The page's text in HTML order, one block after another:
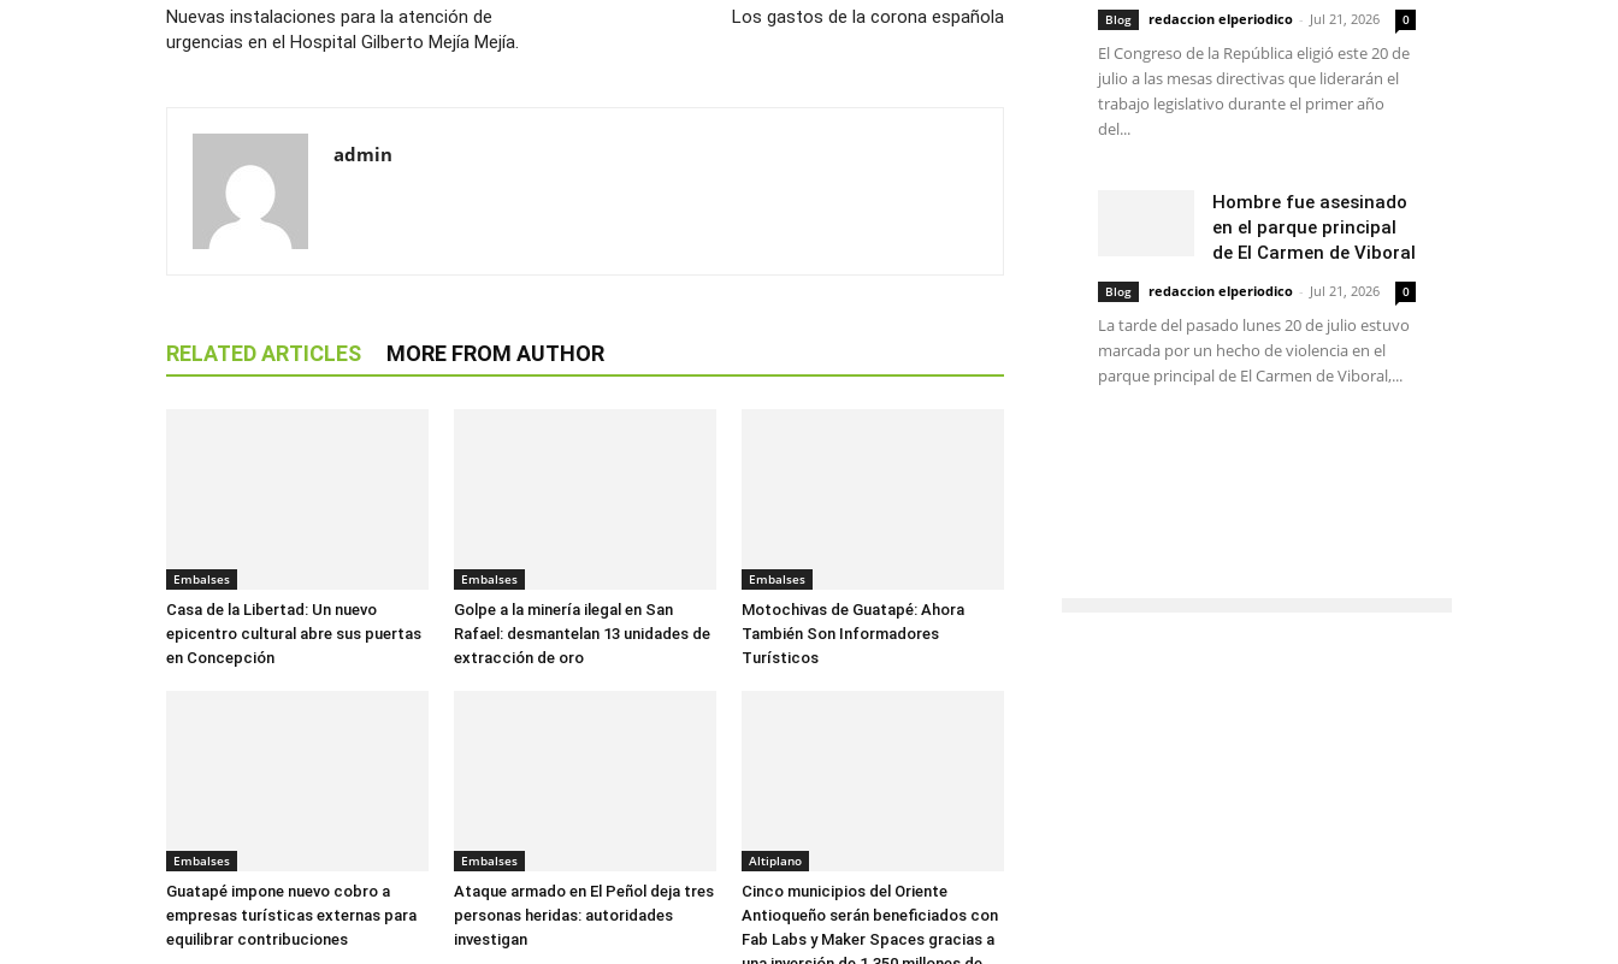
Nuevas instalaciones para la atención de
urgencias en el Hospital Gilberto Mejía Mejía.
Los gastos de la corona española
admin
RELATED ARTICLES MORE FROM AUTHOR
Embalses
Casa de la Libertad: Un nuevo
epicentro cultural abre sus puertas
en Concepción
Embalses
Golpe a la minería ilegal en San
Rafael: desmantelan 13 unidades de
extracción de oro
Embalses
Motochivas de Guatapé: Ahora
También Son Informadores
Turísticos
Embalses
Guatapé impone nuevo cobro a
empresas turísticas externas para
equilibrar contribuciones
Embalses
Ataque armado en El Peñol deja tres
personas heridas: autoridades
investigan
Altiplano
Cinco municipios del Oriente
Antioqueño serán beneficiados con
Fab Labs y Maker Spaces gracias a
Blog redaccion elperiodico - Jul 21, 2026 0
El Congreso de la República eligió este 20 de
julio a las mesas directivas que liderarán el
trabajo legislativo durante el primer año
del...
Hombre fue asesinado
en el parque principal
de El Carmen de Viboral
Blog redaccion elperiodico - Jul 21, 2026 0
La tarde del pasado lunes 20 de julio estuvo
marcada por un hecho de violencia en el
parque principal de El Carmen de Viboral,...